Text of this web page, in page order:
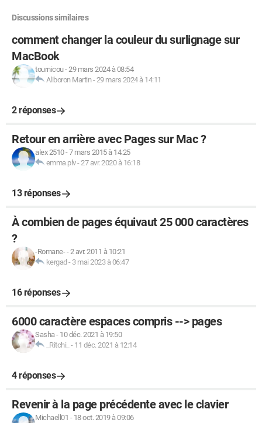
Discussions similaires
comment changer la couleur du surlignage sur
MacBook
tournicou-29 mars 2024 à 08:54
Aliboron Martin-29 mars 2024 à 14:11
2 réponses
Retour en arrière avec Pages sur Mac ?
alex 2510-7 mars 2015 à 14:25
emma.plv-27 avr. 2020 à 16:18
13 réponses
À combien de pages équivaut 25 000 caractères
?
-Romane--2 avr. 2011 à 10:21
kergad - 3 mai 2023 à 06:47
16 réponses
6000 caractère espaces compris --> pages
Sasha- 10 déc. 2021 à 19:50
_Ritchi_ - 11 déc. 2021 à 12:14
4 réponses
Revenir à la page précédente avec le clavier
Michaell01 - 18 oct. 2019 à 09:06